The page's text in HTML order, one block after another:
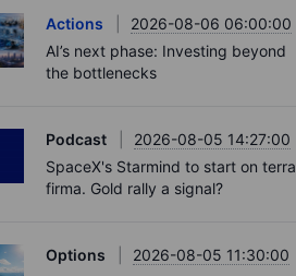
Actions
2026-08-06 06:00:00
AI’s next phase: Investing beyond
the bottlenecks
Podcast
2026-08-05 14:27:00
SpaceX's Starmind to start on terra
firma. Gold rally a signal?
Options
2026-08-05 11:30:00